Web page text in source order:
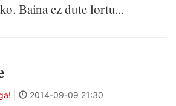
Baina ez dute lortu...
2014-09-09 21:30